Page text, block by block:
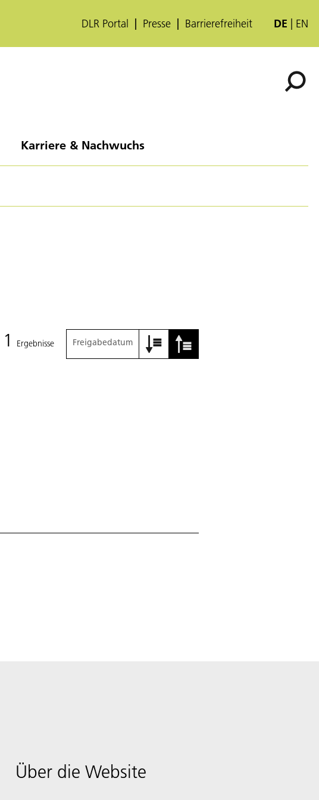
DLR Portal Presse Barrierefreiheit DE EN
Karriere & Nachwuchs
1 Ergebnisse Freigabedatum
Über die Website